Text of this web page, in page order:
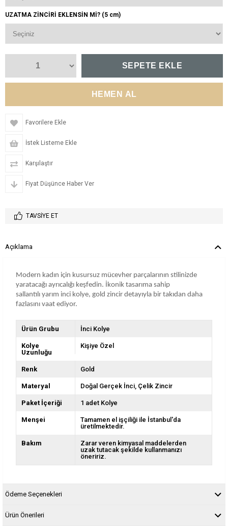
UZATMA ZİNCİRİ EKLENSİN Mİ? (5 cm)
Favorilere Ekle
İstek Listeme Ekle
Karşılaştır
Fiyat Düşünce Haber Ver
TAVSIYE ET
Açıklama
Modern kadın için kusursuz mücevher parçalarının stilinizde
yaratacağı ayrıcalığı keşfedin. İkonik tasarıma sahip
sallantılı yarım inci kolye, gold zincir detayıyla bir takıdan daha
fazlasını vaat ediyor.
Ürün Grubu İnci Kolye
Kolye
Uzunluğu
Kişiye Özel
Renk Gold
Materyal Doğal Gerçek İnci Çelik Zincir
Paket İçeriği 1 adet Kolye
Menşei
Tamamen el işçiliği ile İstanbul'da
üretilmektedir.
Bakım
Zarar veren kimyasal maddelerden
uzak tutacak şekilde kullanmanızı
öneririz.
Ödeme Seçenekleri
Ürün Önerileri